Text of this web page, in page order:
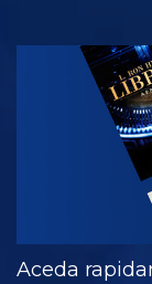
VER
Aceda